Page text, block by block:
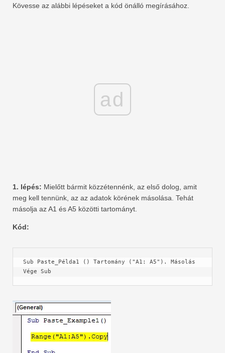
Kövesse az alábbi lépéseket a kód önálló megírásához.
ad
1. lépés: Mielőtt bármit közzétennénk, az első dolog, amit
meg kell tennünk, az az adatok körének másolása. Tehát
másolja az A1 és A5 közötti tartományt.
Kód:
Sub Paste_Példa1 () Tartomány ("A1: A5"). Másolás
Vége Sub